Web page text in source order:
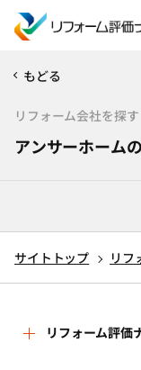
もどる
リフォーム会社を探す
アンサーホーム
サイトトップ リフ
リフォーム評価